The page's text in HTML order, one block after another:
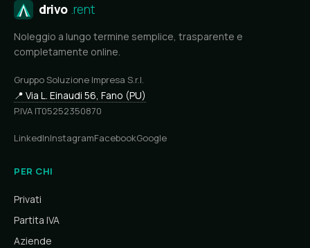
drivo .rent
Noleggio a lungo termine semplice, trasparente e
completamente online.
Gruppo Soluzione Impresa S.r.l.
📍 Via L. Einaudi 56, Fano (PU)
P.IVA IT05252350870
LinkedInInstagramFacebookGoogle
PER CHI
Privati
Partita IVA
Aziende